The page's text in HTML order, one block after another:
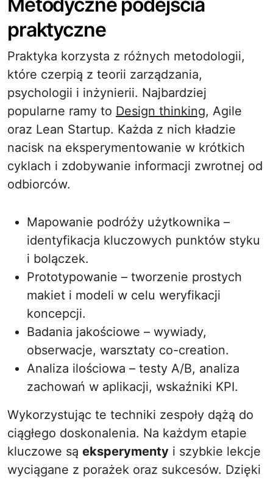
praktyczne
Praktyka korzysta z różnych metodologii,
które czerpią z teorii zarządzania,
psychologii i inżynierii. Najbardziej
popularne ramy to Design thinking, Agile
oraz Lean Startup. Każda z nich kładzie
nacisk na eksperymentowanie w krótkich
cyklach i zdobywanie informacji zwrotnej od
odbiorców.
Mapowanie podróży użytkownika –
identyfikacja kluczowych punktów styku
i bolączek.
Prototypowanie – tworzenie prostych
makiet i modeli w celu weryfikacji
koncepcji.
Badania jakościowe – wywiady,
obserwacje, warsztaty co-creation.
Analiza ilościowa – testy A/B, analiza
zachowań w aplikacji, wskaźniki KPI.
Wykorzystując te techniki zespoły dążą do
ciągłego doskonalenia. Na każdym etapie
kluczowe są eksperymenty i szybkie lekcje
wyciągane z porażek oraz sukcesów. Dzięki